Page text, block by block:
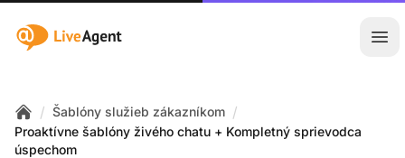
:site.title
Home
/ Šablóny služieb zákazníkom /
Proaktívne šablóny živého chatu + Kompletný sprievodca
úspechom